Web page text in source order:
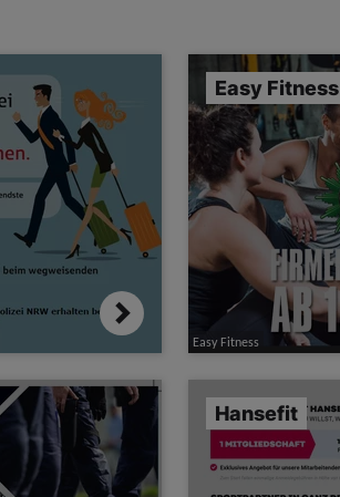
Easy Fitness
Easy Fitness
Hansefit